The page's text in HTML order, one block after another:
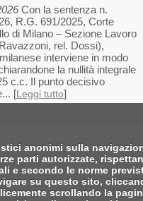
Con la sentenza n.
R.G. 691/2025, Corte
di Milano – Sezione Lavoro
rel. Dossi),
interviene in modo
la nullità integrale
c.c. Il punto decisivo
[Leggi tutto]
anonimi sulla
parti autorizzate,
e secondo le norme
su questo sito,
scrollando la